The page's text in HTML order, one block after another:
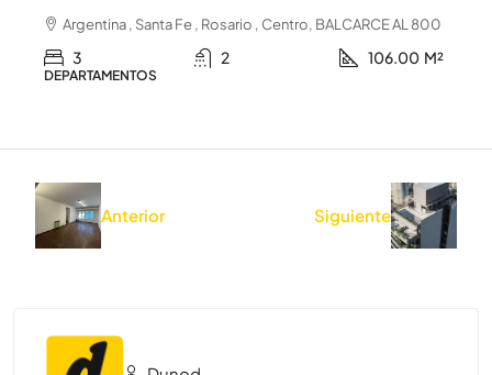
Argentina , Santa Fe , Rosario , Centro, BALCARCE AL 800
3 2 106.00 M²
DEPARTAMENTOS
Anterior Siguiente